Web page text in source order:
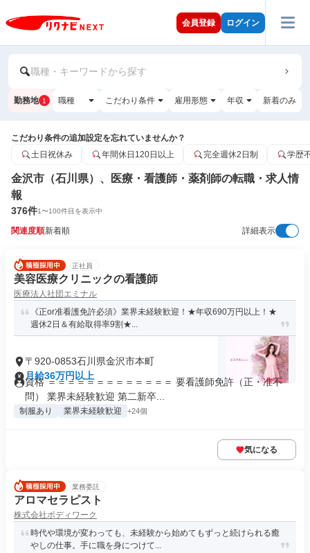
会員登録 ログイン
職種・キーワードから探す
勤務地 1 職種 こだわり条件 雇用形態 年収 新着のみ
こだわり条件の追加設定を忘れていませんか？
土日祝休み
年間休日120日以上 完全週休2日制 学歴
金沢市（石川県）、医療・看護師・薬剤師の転職・求人情
報
376件1〜100件目を表示中
関連度順新着順 詳細表示
正社員
美容医療クリニックの看護師
医療法人社団エミナル
《正or准看護免許必須》業界未経験歓迎！★年収690万円以上！★
週休2日＆有給取得率9割★...
〒920-0853石川県金沢市本町
月給36万円以上
資格 ＝＝＝＝＝＝＝＝＝＝＝＝＝ 要看護師免許（正・准不
問） 業界未経験歓迎 第二新卒...
制服あり 業界未経験歓迎 +24個
気になる
業務委託
アロマセラピスト
株式会社ボディワーク
時代や環境が変わっても、未経験から始めてもずっと続けられる癒
やしの仕事。手に職を身につけて...